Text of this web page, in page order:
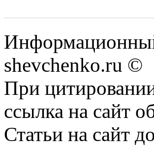
shevchenko.ru ©
При
ссылка на сайт
Статьи на сайт